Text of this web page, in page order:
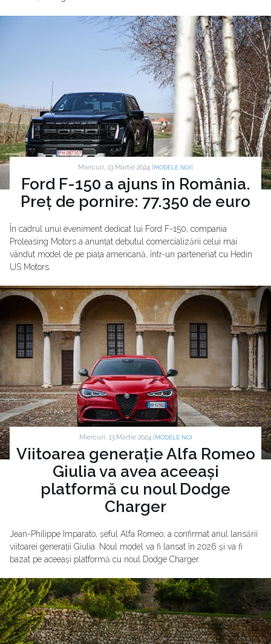
Miercuri, 13 Martie 2024 | MODELE NOI
Ford F-150 a ajuns în România.
Preț de pornire: 77.350 de euro
În cadrul unui eveniment dedicat lui Ford F-150, compania
Proleasing Motors a anunțat debutul comercializării celui mai
vândut model de pe piața americană, într-un parteneriat cu Hedin
US Motors.
Miercuri, 13 Martie 2024 | MODELE NOI
Viitoarea generație Alfa Romeo
Giulia va avea aceeași
platformă cu noul Dodge
Charger
Jean-Philippe Imparato, șeful Alfa Romeo, a confirmat anul lansării
viitoarei generații Giulia. Noul model va fi lansat în 2026 și va fi
bazat pe aceeași platformă cu noul Dodge Charger.